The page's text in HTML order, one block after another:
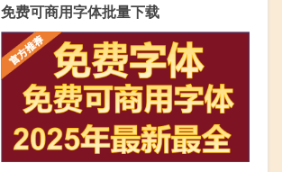
免费可商用字体批量下载